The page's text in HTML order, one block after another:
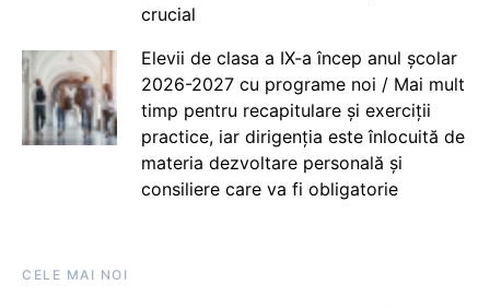
crucial
Elevii de clasa a IX-a încep anul școlar
2026-2027 cu programe noi / Mai mult
timp pentru recapitulare și exerciții
practice, iar dirigenția este înlocuită de
materia dezvoltare personală și
consiliere care va fi obligatorie
CELE MAI NOI